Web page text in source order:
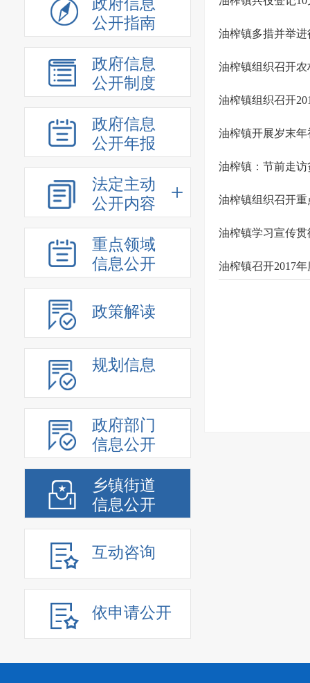
政府信息
公开指南
政府信息
公开制度
政府信息
公开年报
法定主动
公开内容
重点领域
信息公开
政策解读
规划信息
政府部门
信息公开
乡镇街道
信息公开
互动咨询
依申请公开
油榨镇多措并举
油榨镇组织召开
油榨镇组织召开
油榨镇开展岁末
油榨镇：节前走
油榨镇组织召开
油榨镇学习宣传
油榨镇召开2017